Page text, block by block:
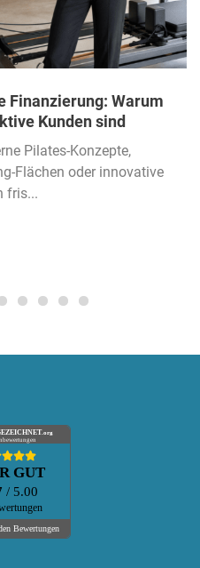
Finanzierung: Warum
Kunden sind
Pilates-Konzepte,
Flächen oder innovative
fris...
.org
GUT
/ 5.00
Bewertungen